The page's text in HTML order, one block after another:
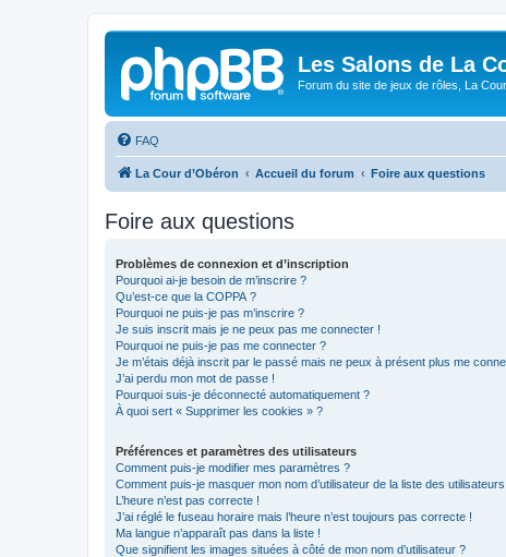
Les Salons de La
Forum du site de jeux de rôles, La
FAQ
La Cour d’Obéron Accueil du forum Foire aux questions
Foire aux questions
Problèmes de connexion et d’inscription
Pourquoi ai-je besoin de m’inscrire ?
Qu’est-ce que la COPPA ?
Pourquoi ne puis-je pas m’inscrire ?
Je suis inscrit mais je ne peux pas me connecter !
Pourquoi ne puis-je pas me connecter ?
Je m’étais déjà inscrit par le passé mais ne peux à présent plus me
J’ai perdu mon mot de passe !
Pourquoi suis-je déconnecté automatiquement ?
À quoi sert « Supprimer les cookies » ?
Préférences et paramètres des utilisateurs
Comment puis-je modifier mes paramètres ?
Comment puis-je masquer mon nom d’utilisateur de la liste des
L’heure n’est pas correcte !
J’ai réglé le fuseau horaire mais l’heure n’est toujours pas correcte !
Ma langue n’apparaît pas dans la liste !
Que signifient les images situées à côté de mon nom d’utilisateur ?